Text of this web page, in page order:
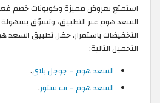
استمتع بعروض مميزة وكوبونات خصم
السعد هوم عبر التطبيق، وتسوّق
التخفيضات باستمرار. حمّل تطبيق السعد
التحميل التالية:
السعد هوم – جوجل بلاي.
السعد هوم – آب ستور.